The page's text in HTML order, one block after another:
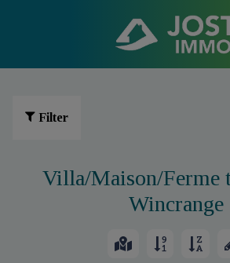
Filter
Villa/Maison/Ferme
Wincrange